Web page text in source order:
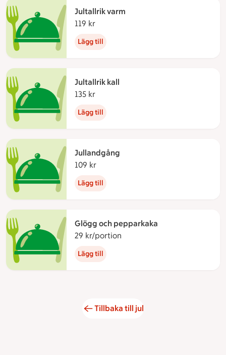
Jultallrik varm
119 kr
Lägg till
Jultallrik kall
135 kr
Lägg till
Jullandgång
109 kr
Lägg till
Glögg och pepparkaka
29 kr/portion
Lägg till
Tillbaka till jul